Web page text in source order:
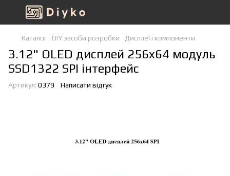
Каталог DIY засоби розробки Дисплеї і компоненти
3.12" OLED дисплей 256x64 модуль
SSD1322 SPI інтерфейс
Артикул: 0379 Написати відгук